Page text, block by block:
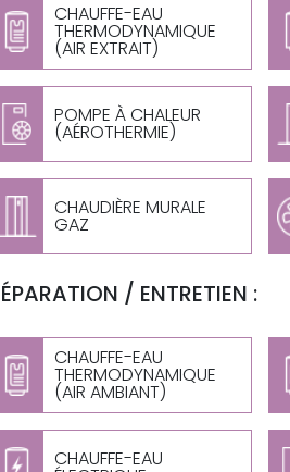
CHAUFFE-EAU
THERMODYNAMIQUE
(AIR EXTRAIT)
POMPE À CHALEUR
(AÉROTHERMIE)
CHAUDIÈRE MURALE
GAZ
/ ENTRETIEN :
CHAUFFE-EAU
THERMODYNAMIQUE
(AIR AMBIANT)
CHAUFFE-EAU